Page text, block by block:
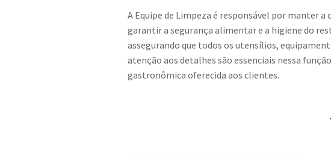
A Equipe de Limpeza é responsável por manter
garantir a segurança alimentar e a higiene do
assegurando que todos os utensílios,
atenção aos detalhes são essenciais nessa
gastronômica oferecida aos clientes.